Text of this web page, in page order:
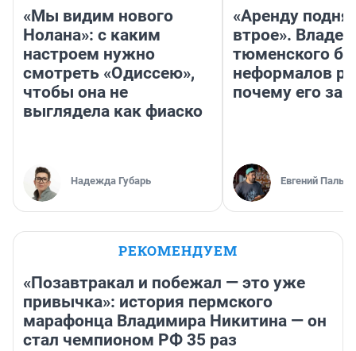
«Мы видим нового
Нолана»: с каким
настроем нужно
смотреть «Одиссею»,
чтобы она не
выглядела как фиаско
Надежда Губарь
«Аренду
втрое».
тюменского
неформалов
почему его
Евгений
РЕКОМЕНДУЕМ
«Позавтракал и побежал — это уже
привычка»: история пермского
марафонца Владимира Никитина — он
стал чемпионом РФ 35 раз